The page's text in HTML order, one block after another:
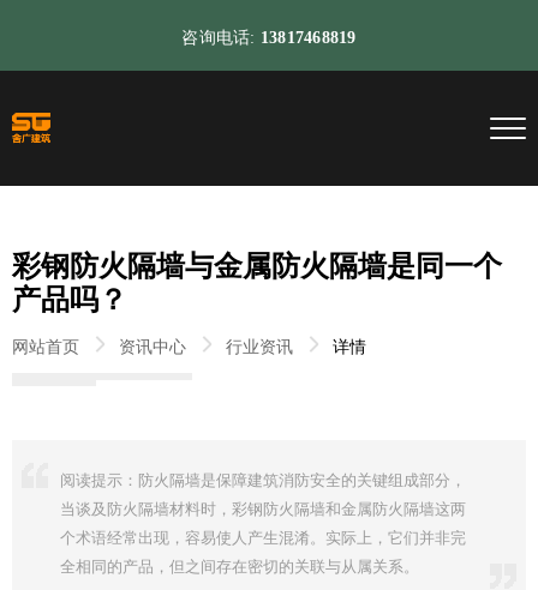
咨询电话: 13817468819
彩钢防火隔墙与金属防火隔墙是同一个
产品吗？
网站首页 资讯中心 行业资讯 详情
阅读提示：防火隔墙是保障建筑消防安全的关键组成部分，
当谈及防火隔墙材料时，彩钢防火隔墙和金属防火隔墙这两
个术语经常出现，容易使人产生混淆。实际上，它们并非完
全相同的产品，但之间存在密切的关联与从属关系。